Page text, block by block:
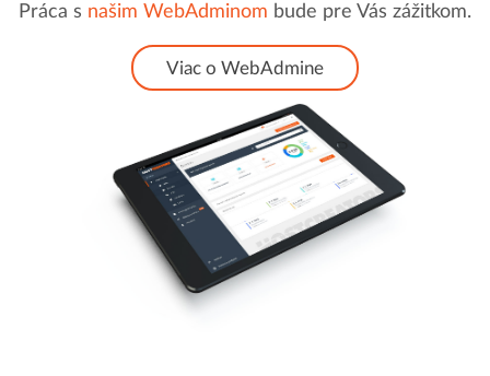
Práca s našim WebAdminom bude pre Vás zážitkom.
Viac o WebAdmine